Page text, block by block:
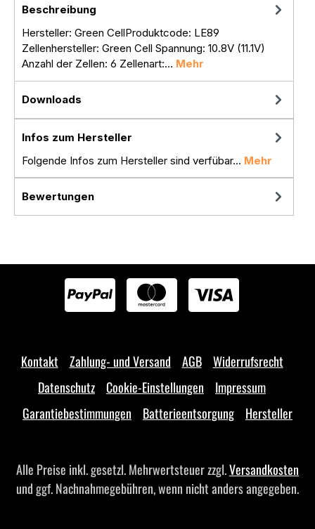
Beschreibung
Hersteller: Green CellProduktcode: LE89
Zellenhersteller: Green Cell Spannung: 10.8V (11.1V)
Anzahl der Zellen: 6 Zellenart:… Mehr
Downloads
Infos zum Hersteller
Folgende Infos zum Hersteller sind verfübar... Mehr
Bewertungen
Kontakt Zahlung- und Versand AGB
Widerrufsrecht
Datenschutz
Cookie-Einstellungen
Impressum
Garantiebestimmungen
Batterieentsorgung Hersteller
Alle Preise inkl. gesetzl. Mehrwertsteuer zzgl.Versandkosten
und ggf. Nachnahmegebühren, wenn nicht anders angegeben.